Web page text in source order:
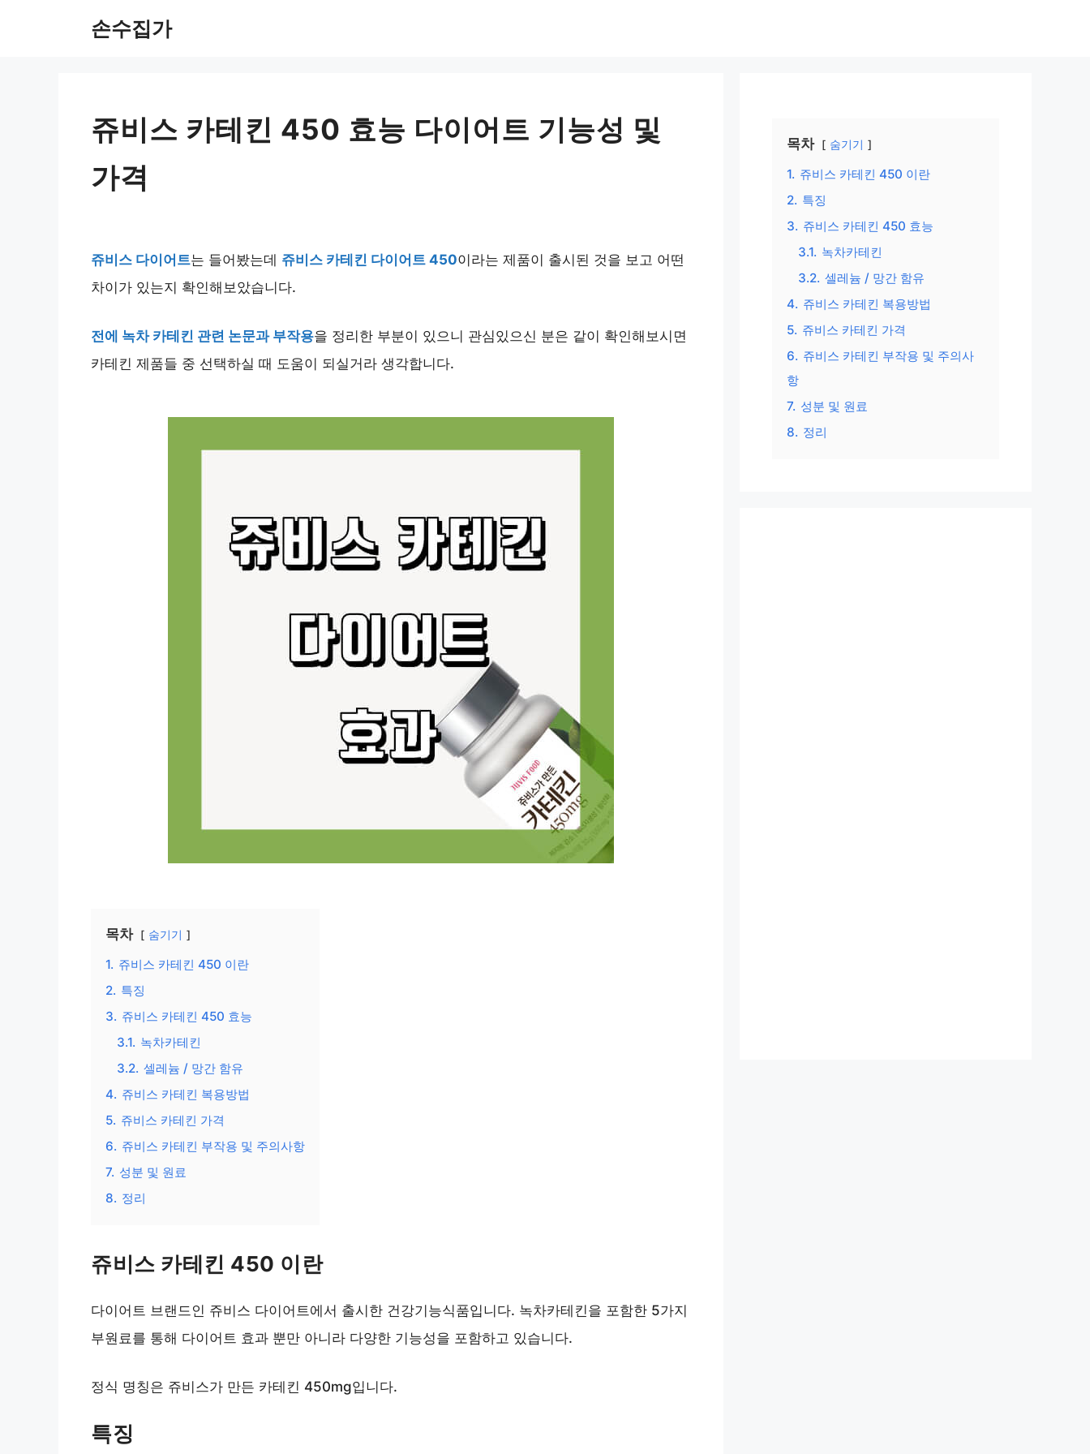
손수집가
쥬비스 카테킨 450 효능 다이어트 기능성 및
가격
쥬비스 다이어트는 들어봤는데 쥬비스 카테킨 다이어트 450이라는 제품이 출시된 것을 보고 어떤
차이가 있는지 확인해보았습니다.
전에 녹차 카테킨 관련 논문과 부작용을 정리한 부분이 있으니 관심있으신 분은 같이 확인해보시면
카테킨 제품들 중 선택하실 때 도움이 되실거라 생각합니다.
목차 숨기기
1. 쥬비스 카테킨 450 이란
2. 특징
3. 쥬비스 카테킨 450 효능
3.1. 녹차카테킨
3.2. 셀레늄 / 망간 함유
4. 쥬비스 카테킨 복용방법
5. 쥬비스 카테킨 가격
6. 쥬비스 카테킨 부작용 및 주의사항
7. 성분 및 원료
8. 정리
쥬비스 카테킨 450 이란
다이어트 브랜드인 쥬비스 다이어트에서 출시한 건강기능식품입니다. 녹차카테킨을 포함한 5가지
부원료를 통해 다이어트 효과 뿐만 아니라 다양한 기능성을 포함하고 있습니다.
정식 명칭은 쥬비스가 만든 카테킨 450mg입니다.
특징
목차 숨기기
1. 쥬비스 카테킨 450 이란
2. 특징
3. 쥬비스 카테킨 450 효능
3.1. 녹차카테킨
3.2. 셀레늄 / 망간 함유
4. 쥬비스 카테킨 복용방법
5. 쥬비스 카테킨 가격
6. 쥬비스 카테킨 부작용 및 주의사
항
7. 성분 및 원료
8. 정리